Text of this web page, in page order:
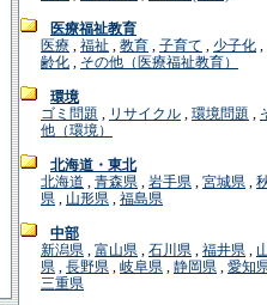
医療福祉教育
医療 , 福祉 , 教育 , 子育て , 少子化 ,
齢化 , その他（医療福祉教育）
環境
ゴミ問題 , リサイクル , 環境問題 ,
他（環境）
北海道・東北
北海道 , 青森県 , 岩手県 , 宮城県 ,
県 , 山形県 , 福島県
中部
新潟県 , 富山県 , 石川県 , 福井県 ,
県 , 長野県 , 岐阜県 , 静岡県 , 愛知
三重県